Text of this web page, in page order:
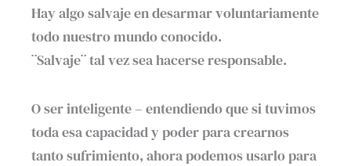
Hay algo salvaje en desarmar voluntariamente
todo nuestro mundo conocido.
¨Salvaje¨ tal vez sea hacerse responsable.
O ser inteligente – entendiendo que si tuvimos
toda esa capacidad y poder para crearnos
tanto sufrimiento, ahora podemos usarlo para